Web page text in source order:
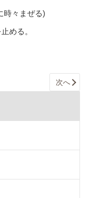
時々まぜる)
める。
次へ